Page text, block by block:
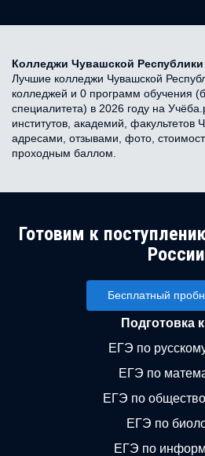
Колледжи Чувашской Республики
Лучшие колледжи Чувашской
колледжей и 0 программ обучения
специалитета) в 2026 году на
институтов, академий, факультетов
адресами, отзывами, фото,
проходным баллом.
Готовим к
России
Бесплатный
Подготовка
ЕГЭ по
ЕГЭ по
ЕГЭ по
ЕГЭ по
ЕГЭ по